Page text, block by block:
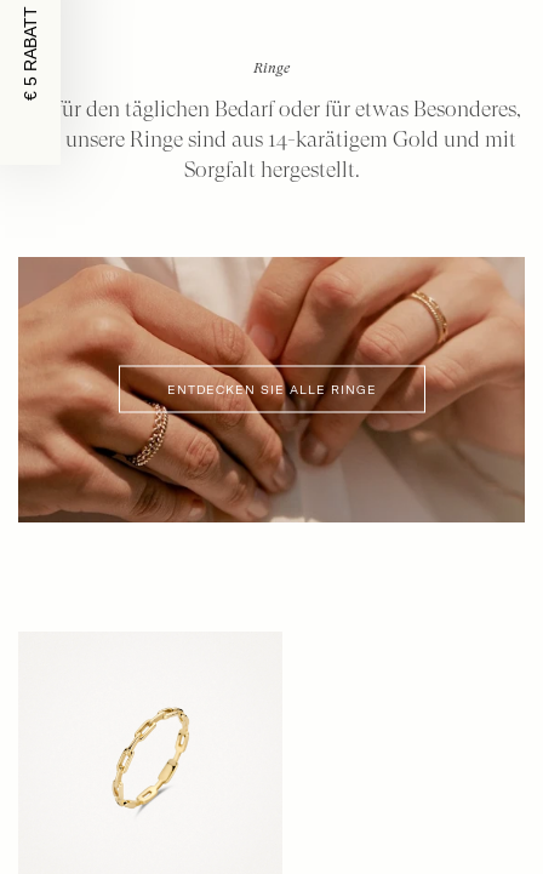
Ringe
Ob für den täglichen Bedarf oder für etwas Besonderes,
alle unsere Ringe sind aus 14-karätigem Gold und mit
Sorgfalt hergestellt.
ENTDECKEN SIE ALLE RINGE
€ 5 RABATT